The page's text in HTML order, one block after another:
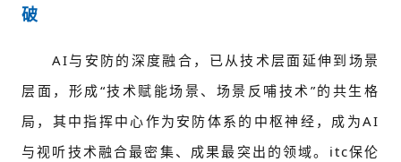
破
AI与安防的深度融合，已从技术层面延伸到场景
层面，形成“技术赋能场景、场景反哺技术”的共生格
局，其中指挥中心作为安防体系的中枢神经，成为AI
与视听技术融合最密集、成果最突出的领域。itc保伦